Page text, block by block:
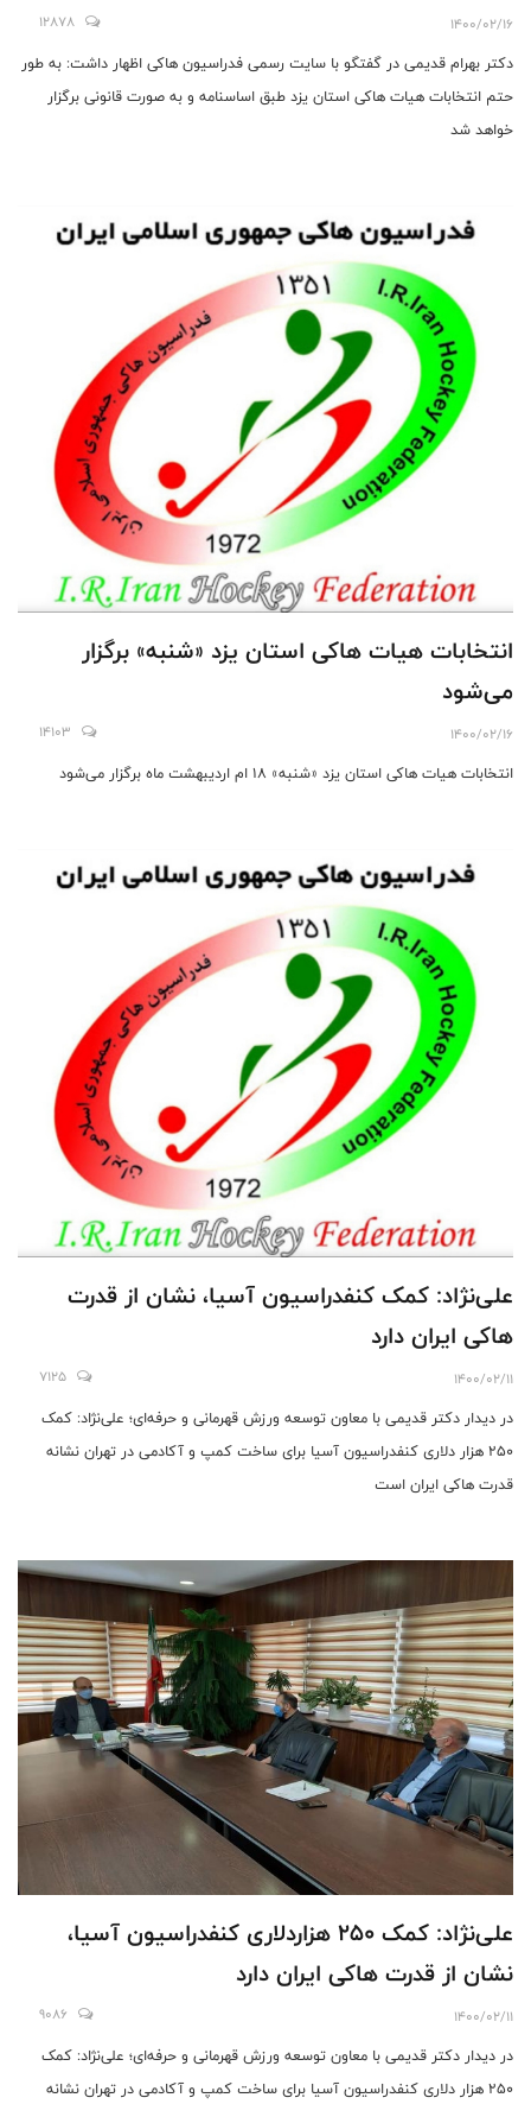
1400/02/16
12878
دکتر بهرام قدیمی در گفتگو با سایت رسمی فدراسیون ها‌کی اظهار داشت: به طور
حتم انتخابات هیات ها‌کی استان یزد طبق اساسنامه و به صورت قانونی برگزار
خواهد شد
انتخابات هیات ها‌کی استان یزد «شنبه» برگزار
می‌شود
1400/02/16
14103
انتخابات هیات ها‌کی استان یزد «شنبه» ١٨ ام اردیبهشت ماه برگزار می‌شود
علی‌نژاد: کمک کنفدراسیون آسیا، نشان از قدرت
هاکی ایران دارد
1400/02/11
7125
در دیدار دکتر قدیمی با معاون توسعه ورزش قهرمانی و حرفه‌ای؛ علی‌نژاد: کمک
250 هزار دلاری کنفدراسیون آسیا برای ساخت کمپ و آکادمی در تهران نشانه
قدرت هاکی ایران است
علی‌نژاد: کمک 250 هزاردلاری کنفدراسیون آسیا،
نشان از قدرت هاکی ایران دارد
1400/02/11
9086
در دیدار دکتر قدیمی با معاون توسعه ورزش قهرمانی و حرفه‌ای؛ علی‌نژاد: کمک
250 هزار دلاری کنفدراسیون آسیا برای ساخت کمپ و آکادمی در تهران نشانه